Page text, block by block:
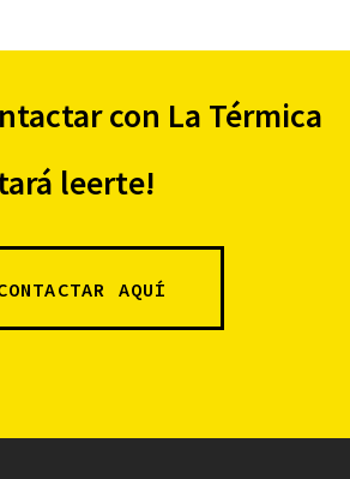
con La Térmica
leerte!
AQUÍ